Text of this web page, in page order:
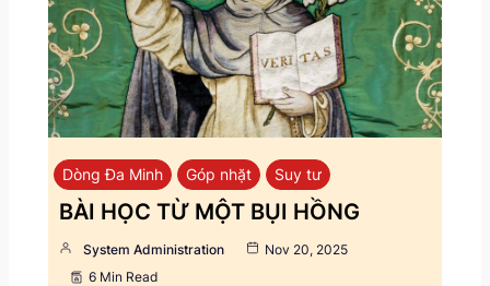
Dòng Đa Minh Góp nhặt Suy tư
BÀI HỌC TỪ MỘT BỤI HỒNG
System Administration
Nov 20, 2025
6 Min Read